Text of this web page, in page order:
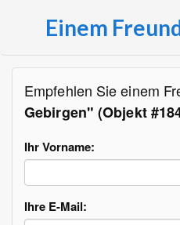
Einem
Empfehlen Sie einem
Gebirgen" (Objekt
Ihr Vorname:
Ihre E-Mail: